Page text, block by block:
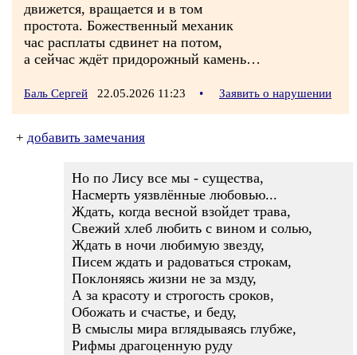
движется, вращается и в том
простота. Божественный механик
час расплаты сдвинет на потом,
а сейчас ждёт придорожный камень…
Баль Сергей 22.05.2026 11:23 • Заявить о нарушении
+ добавить замечания
Но по Лису все мы - существа,
Насмерть уязвлённые любовью...
Ждать, когда весной взойдет трава,
Свежий хлеб любить с вином и солью,
Ждать в ночи любимую звезду,
Писем ждать и радоваться строкам,
Поклоняясь жизни не за мзду,
А за красоту и строгость сроков,
Обожать и счастье, и беду,
В смыслы мира вглядываясь глубже,
Рифмы драгоценную руду